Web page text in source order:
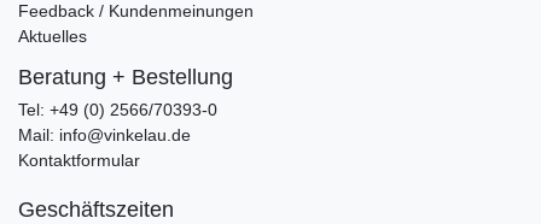
Feedback / Kundenmeinungen
Aktuelles
Beratung + Bestellung
Tel: +49 (0) 2566/70393-0
Mail: info@vinkelau.de
Kontaktformular
Geschäftszeiten